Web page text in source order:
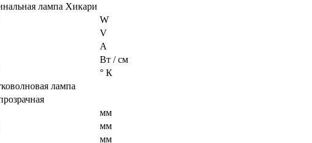
лампа Хикари
W
V
A
Вт / см
° К
лампа
мм
мм
мм